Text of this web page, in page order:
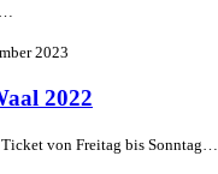
2023
2022
Ticket von Freitag bis Sonntag…